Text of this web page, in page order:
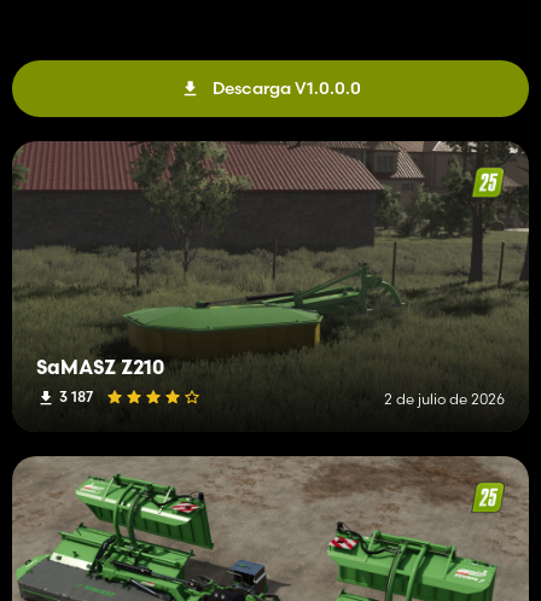
Descarga V1.0.0.0
SaMASZ Z210
3 187 2 de julio de 2026